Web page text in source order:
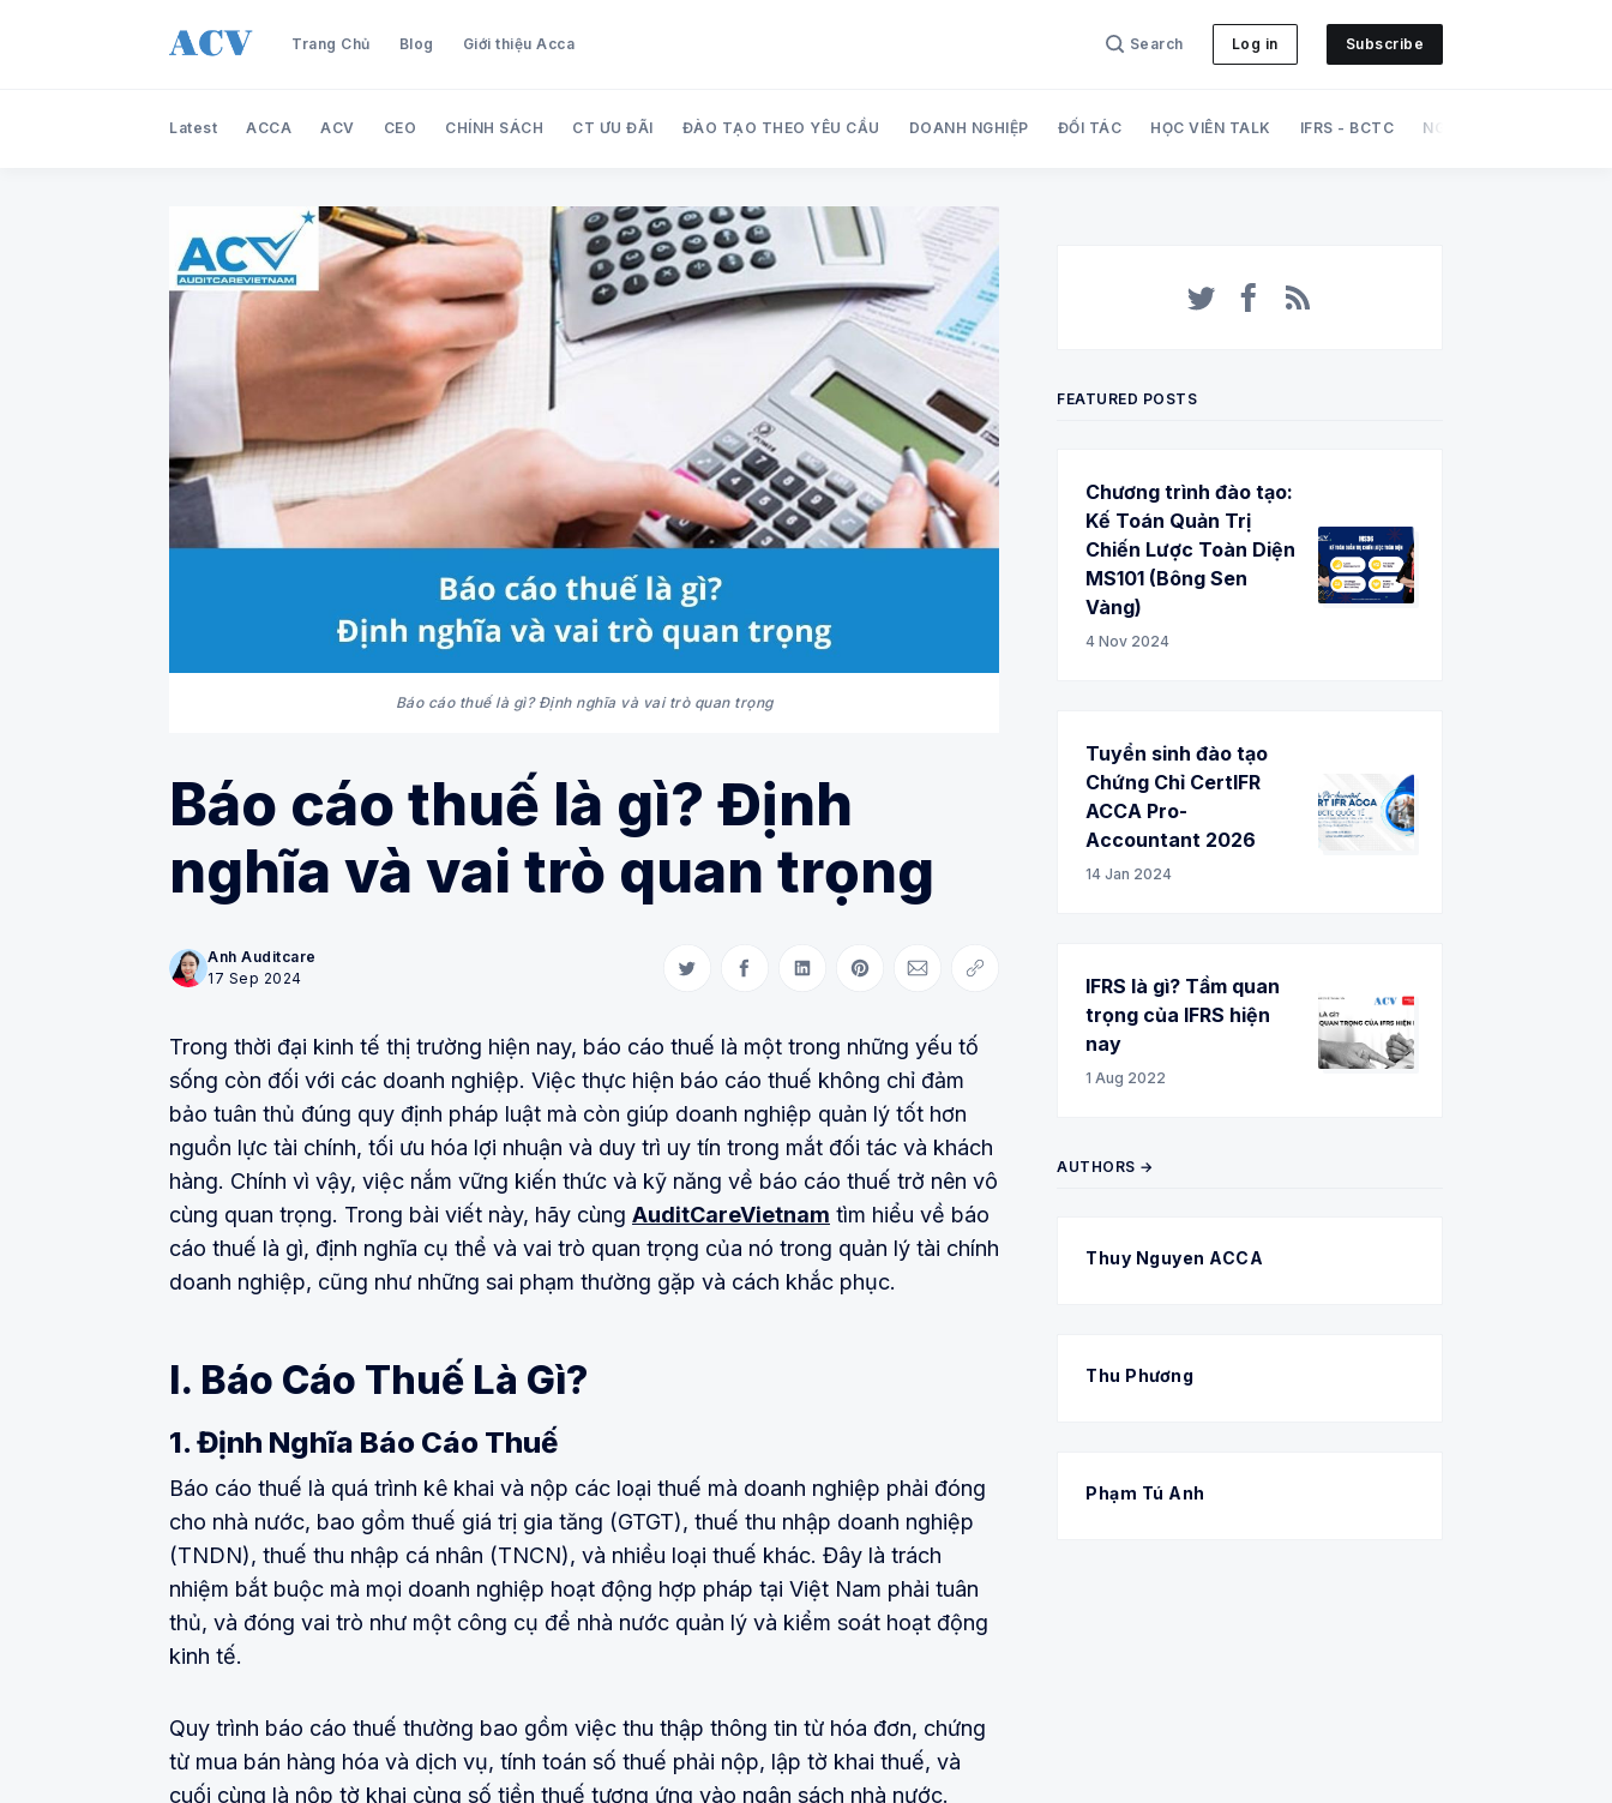
Trang Chủ Blog Giới thiệu Acca Search Log in Subscribe
Search Audit Care Việt Nam
Latest ACCA ACV CEO CHÍNH SÁCH CT ƯU ĐÃI ĐÀO TẠO THEO YÊU CẦU DOANH NGHIỆP ĐỐI TÁC HỌC VIÊN TALK IFRS - BCTC NGHIỆP VỤ
Báo cáo thuế là gì? Định nghĩa và vai trò quan trọng
Báo cáo thuế là gì? Định
nghĩa và vai trò quan trọng
Anh Auditcare
17 Sep 2024
Share on Twitter
Share on Facebook
Share on LinkedIn
Share on Pinterest
Share via Email
Copy link
Trong thời đại kinh tế thị trường hiện nay, báo cáo thuế là một trong những yếu tố
sống còn đối với các doanh nghiệp. Việc thực hiện báo cáo thuế không chỉ đảm
bảo tuân thủ đúng quy định pháp luật mà còn giúp doanh nghiệp quản lý tốt hơn
nguồn lực tài chính, tối ưu hóa lợi nhuận và duy trì uy tín trong mắt đối tác và khách
hàng. Chính vì vậy, việc nắm vững kiến thức và kỹ năng về báo cáo thuế trở nên vô
cùng quan trọng. Trong bài viết này, hãy cùng AuditCareVietnam tìm hiểu về báo
cáo thuế là gì, định nghĩa cụ thể và vai trò quan trọng của nó trong quản lý tài chính
doanh nghiệp, cũng như những sai phạm thường gặp và cách khắc phục.
I. Báo Cáo Thuế Là Gì?
1. Định Nghĩa Báo Cáo Thuế
Báo cáo thuế là quá trình kê khai và nộp các loại thuế mà doanh nghiệp phải đóng
cho nhà nước, bao gồm thuế giá trị gia tăng (GTGT), thuế thu nhập doanh nghiệp
(TNDN), thuế thu nhập cá nhân (TNCN), và nhiều loại thuế khác. Đây là trách
nhiệm bắt buộc mà mọi doanh nghiệp hoạt động hợp pháp tại Việt Nam phải tuân
thủ, và đóng vai trò như một công cụ để nhà nước quản lý và kiểm soát hoạt động
kinh tế.
Quy trình báo cáo thuế thường bao gồm việc thu thập thông tin từ hóa đơn, chứng
từ mua bán hàng hóa và dịch vụ, tính toán số thuế phải nộp, lập tờ khai thuế, và
cuối cùng là nộp tờ khai cùng số tiền thuế tương ứng vào ngân sách nhà nước.
FEATURED POSTS
Chương trình đào tạo:
Kế Toán Quản Trị
Chiến Lược Toàn Diện
MS101 (Bông Sen
Vàng)
4 Nov 2024
Tuyển sinh đào tạo
Chứng Chỉ CertIFR
ACCA Pro-
Accountant 2026
14 Jan 2024
IFRS là gì? Tầm quan
trọng của IFRS hiện
nay
1 Aug 2022
AUTHORS →
Thuy Nguyen ACCA
Thu Phương
Phạm Tú Anh